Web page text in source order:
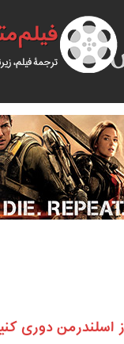
اسلندرمن دوری